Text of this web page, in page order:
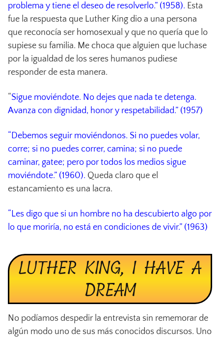
problema y tiene el deseo de resolverlo.” (1958). Esta
fue la respuesta que Luther King dio a una persona
que reconocía ser homosexual y que no quería que lo
supiese su familia. Me choca que alguien que luchase
por la igualdad de los seres humanos pudiese
responder de esta manera.
“Sigue moviéndote. No dejes que nada te detenga.
Avanza con dignidad, honor y respetabilidad.” (1957)
“Debemos seguir moviéndonos. Si no puedes volar,
corre; si no puedes correr, camina; si no puede
caminar, gatee; pero por todos los medios sigue
moviéndote.” (1960). Queda claro que el
estancamiento es una lacra.
“Les digo que si un hombre no ha descubierto algo por
lo que moriría, no está en condiciones de vivir.” (1963)
LUTHER KING, I HAVE A
DREAM
No podíamos despedir la entrevista sin rememorar de
algún modo uno de sus más conocidos discursos. Uno